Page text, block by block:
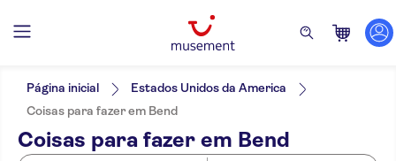
Filtros
Máx.
Opções de ingressos
Tour com audio guia
Voucher eletrônico
Cancelamento gratuito
Confirmação instantânea
Categorias
Ao ar livre
Excursões e passeios de um dia
Inglês
Página inicial
Estados Unidos da America
Coisas para fazer em Bend
Coisas para fazer em Bend